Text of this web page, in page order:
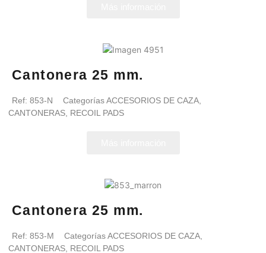
Cantonera 25 mm.
Ref: 853-N CategoríasACCESORIOS DE CAZA
CANTONERAS, RECOIL PADS
Cantonera 25 mm.
Ref: 853-M CategoríasACCESORIOS DE CAZA,
CANTONERAS, RECOIL PADS